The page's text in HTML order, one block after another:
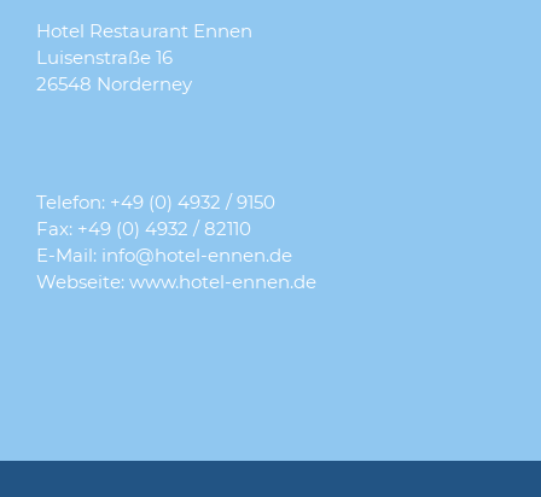
Hotel Restaurant Ennen
Luisenstraße 16
26548 Norderney
Telefon: +49 (0) 4932 / 9150
Fax: +49 (0) 4932 / 82110
E-Mail: info@hotel-ennen.de
Webseite: www.hotel-ennen.de